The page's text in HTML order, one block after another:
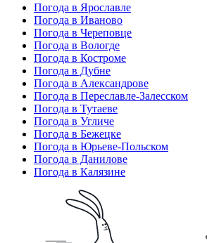
Погода в Ярославле
Погода в Иваново
Погода в Череповце
Погода в Вологде
Погода в Костроме
Погода в Дубне
Погода в Александрове
Погода в Переславле-Залесском
Погода в Тутаеве
Погода в Угличе
Погода в Бежецке
Погода в Юрьеве-Польском
Погода в Данилове
Погода в Калязине